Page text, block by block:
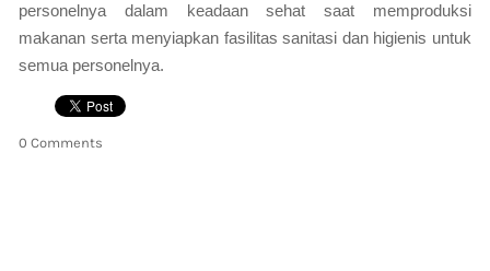
personelnya dalam keadaan sehat saat memproduksi
makanan serta menyiapkan fasilitas sanitasi dan higienis untuk
semua personelnya.
0 Comments